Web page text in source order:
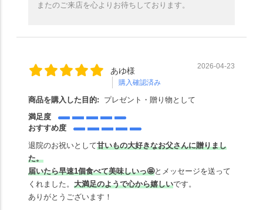
またのご来店を心よりお待ちしております。
あゆ様
購入確認済み
2026-04-23
商品を購入した目的:
プレゼント・贈り物として
満足度
おすすめ度
退院のお祝いとして甘いもの大好きなお父さんに贈りまし
た。
届いたら早速1個食べて美味しいっ🤩とメッセージを送って
くれました。 大満足のようで心から嬉しいです。
ありがとうございます！